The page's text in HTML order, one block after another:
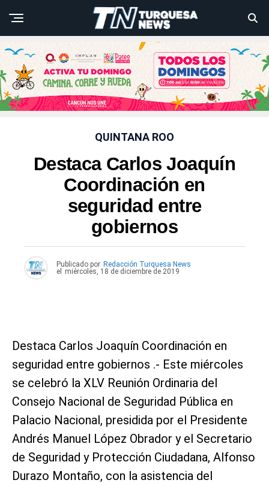
QUINTANA ROO
Destaca Carlos Joaquín
Coordinación en
seguridad entre
gobiernos
Publicado por Redacción Turquesa News
el
miércoles, 18 de diciembre de 2019
Destaca Carlos Joaquín Coordinación en
seguridad entre gobiernos .- Este miércoles
se celebró la XLV Reunión Ordinaria del
Consejo Nacional de Seguridad Pública en
Palacio Nacional, presidida por el Presidente
Andrés Manuel López Obrador y el Secretario
de Seguridad y Protección Ciudadana, Alfonso
Durazo Montaño, con la asistencia del